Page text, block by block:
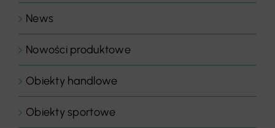
News
Nowości produktowe
Obiekty handlowe
Obiekty sportowe